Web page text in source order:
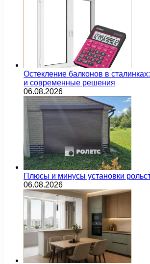
Остекление балконов в
и современные решения
06.08.2026
Плюсы и минусы установки
06.08.2026